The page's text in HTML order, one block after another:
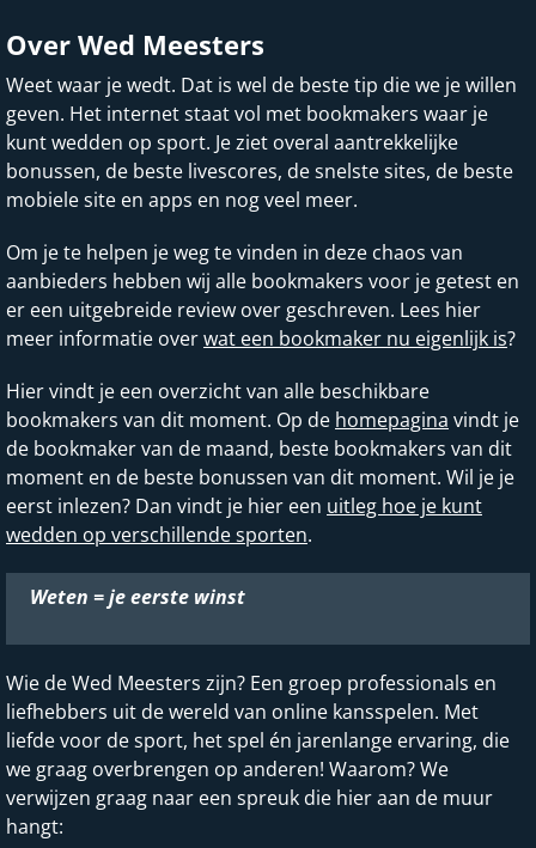
Over Wed Meesters
Weet waar je wedt. Dat is wel de beste tip die we je willen
geven. Het internet staat vol met bookmakers waar je
kunt wedden op sport. Je ziet overal aantrekkelijke
bonussen, de beste livescores, de snelste sites, de beste
mobiele site en apps en nog veel meer.
Om je te helpen je weg te vinden in deze chaos van
aanbieders hebben wij alle bookmakers voor je getest en
er een uitgebreide review over geschreven. Lees hier
meer informatie overwat een bookmaker nu eigenlijk is?
Hier vindt je een overzicht van alle beschikbare
bookmakers van dit moment. Op de homepagina vindt je
de bookmaker van de maand, beste bookmakers van dit
moment en de beste bonussen van dit moment. Wil je je
eerst inlezen? Dan vindt je hier een uitleg hoe je kunt
wedden op verschillende sporten.
Weten = je eerste winst
Wie de Wed Meesters zijn? Een groep professionals en
liefhebbers uit de wereld van online kansspelen. Met
liefde voor de sport, het spel én jarenlange ervaring, die
we graag overbrengen op anderen! Waarom? We
verwijzen graag naar een spreuk die hier aan de muur
hangt: